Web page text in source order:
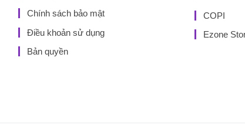
Chính sách bảo mật
Điều khoản sử dụng
Bản quyền
COPI
Ezone